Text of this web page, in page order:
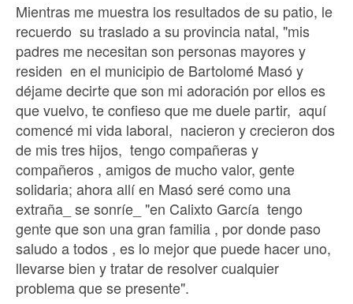
Mientras me muestra los resultados de su patio, le
recuerdo su traslado a su provincia natal, "mis
padres me necesitan son personas mayores y
residen en el municipio de Bartolomé Masó y
déjame decirte que son mi adoración por ellos es
que vuelvo, te confieso que me duele partir, aquí
comencé mi vida laboral, nacieron y crecieron dos
de mis tres hijos, tengo compañeras y
compañeros , amigos de mucho valor, gente
solidaria; ahora allí en Masó seré como una
extraña_ se sonríe_ "en Calixto García tengo
gente que son una gran familia , por donde paso
saludo a todos , es lo mejor que puede hacer uno,
llevarse bien y tratar de resolver cualquier
problema que se presente".